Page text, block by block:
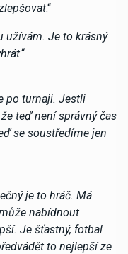
.“
užívám. Je to krásný
.“
po turnaji. Jestli
teď není správný čas
se soustředíme jen
je to hráč. Má
nabídnout
Je šťastný, fotbal
to nejlepší ze